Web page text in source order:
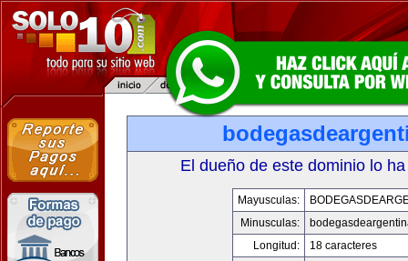
El dueño de este dominio lo
Mayusculas:
Minusculas:
Longitud:
18 caracteres